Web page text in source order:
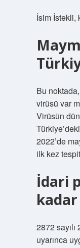
İsim İstekli,
Bu
virüsü var
Virüsün
2022’de
ilk kez
İdari
kadar
2872
uyarınca